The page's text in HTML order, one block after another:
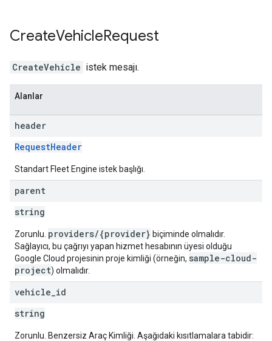
CreateVehicleRequest
CreateVehicle istek mesajı.
Alanlar
header
RequestHeader
Standart Fleet Engine istek başlığı.
parent
string
Zorunlu. providers/{provider} biçiminde olmalıdır.
Sağlayıcı, bu çağrıyı yapan hizmet hesabının üyesi olduğu
Google Cloud projesinin proje kimliği (örneğin, sample-cloud-
project) olmalıdır.
vehicle id
string
Zorunlu. Benzersiz Araç Kimliği. Aşağıdaki kısıtlamalara tabidir: